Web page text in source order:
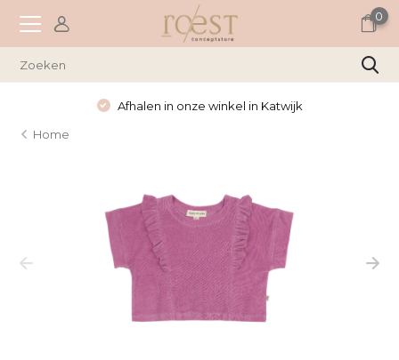
0
Afhalen in onze winkel in Katwijk
Home